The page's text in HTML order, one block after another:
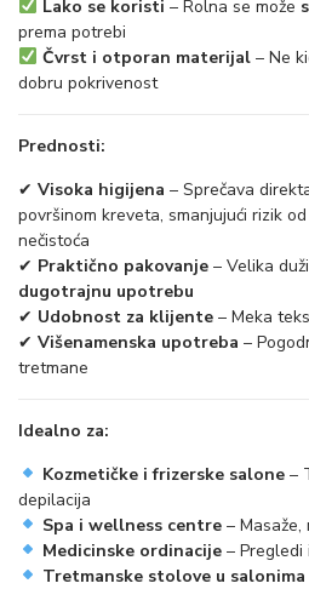
5
m
c
m
b
e
l
i
o
l
i
č
i
Lako se koristi – Rolna se može
prema potrebi
Čvrst i otporan materijal– Ne
dobru pokrivenost
Prednosti:
✔ Visoka higijena – Sprečava
površinom kreveta, smanjujući rizik
nečistoća
✔ Praktično pakovanje – Velika
dugotrajnu upotrebu
✔ Udobnost za klijente – Meka
✔ Višenamenska upotreba –
tretmane
Idealno za:
Kozmetičke i frizerske salone–
depilacija
Spa i wellness centre– Masaže,
Medicinske ordinacije– Pregledi
Tretmanske stolove u salonima